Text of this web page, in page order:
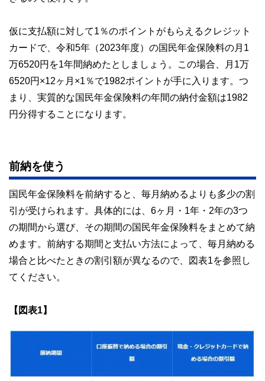
仮に支払額に対して1％のポイントがもらえるクレジット
カードで、令和5年（2023年度）の国民年金保険料の月1
万6520円を1年間納めたとしましょう。この場合、月1万
6520円×12ヶ月×1％で1982ポイントが手に入ります。つ
まり、実質的な国民年金保険料の年間の納付金額は1982
円分得することになります。
前納を使う
国民年金保険料を前納すると、毎月納めるよりも多少の割
引が受けられます。具体的には、6ヶ月・1年・2年の3つ
の期間から選び、その期間の国民年金保険料をまとめて納
めます。前納する期間と支払い方法によって、毎月納める
場合と比べたときの割引額が異なるので、図表1を参照し
てください。
【図表1】